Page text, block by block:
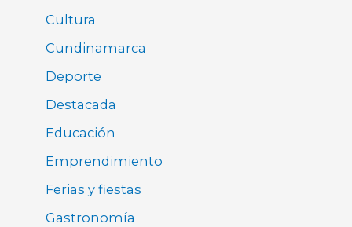
Cultura
Cundinamarca
Deporte
Destacada
Educación
Emprendimiento
Ferias y fiestas
Gastronomía